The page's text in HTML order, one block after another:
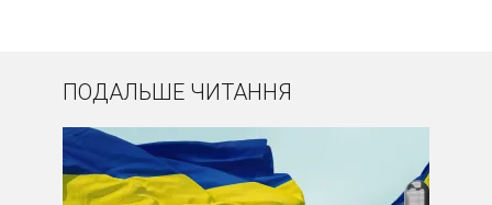
ПОДАЛЬШЕ ЧИТАННЯ